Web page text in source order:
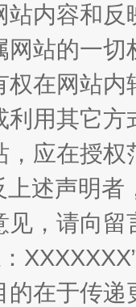
如何以
站内容和
网站的一
权在网站
利用其它
，应在授
上述声明
见，请向
的在于传